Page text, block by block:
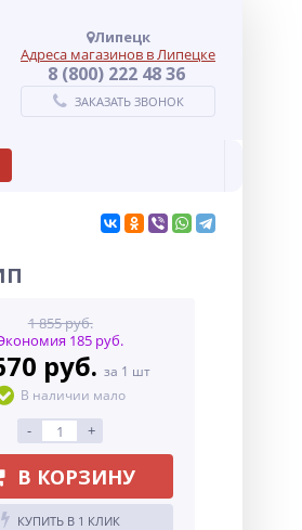
Липецк
Адреса магазинов в Липецке
8 (800) 222 48 36
ЗАКАЗАТЬ ЗВОНОК
1 855 руб.
185 руб.
руб.за 1 шт
В наличии мало
- +
В КОРЗИНУ
КУПИТЬ В 1 КЛИК